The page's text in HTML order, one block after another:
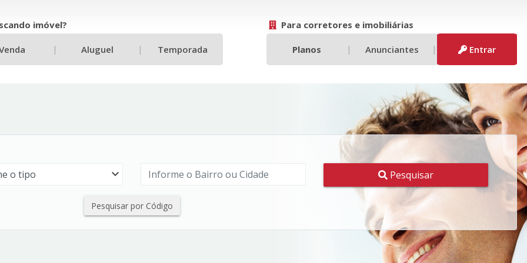
imóvel? Para corretores e imobiliárias
| Aluguel | Temporada Planos | Anunciantes | Entrar
Pesquisar
Pesquisar por Código